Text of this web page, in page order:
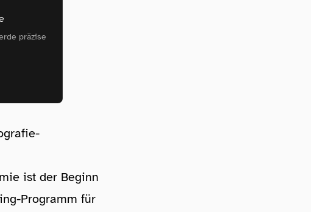
präzise
ist der Beginn
Programm für